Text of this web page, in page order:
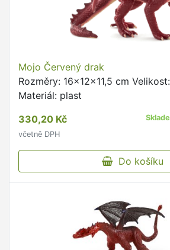
Mojo Červený drak
Rozměry: 16x12x11,5 cm
Materiál: plast
330,20 Kč
včetně DPH
Do košíku